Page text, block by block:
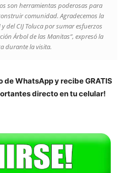
son herramientas poderosas para
comunidad. Agradecemos la
del CIJ Toluca por sumar esfuerzos
Árbol de las Manitas”, expresó la
durante la visita.
de WhatsApp y recibe GRATIS
directo en tu celular!